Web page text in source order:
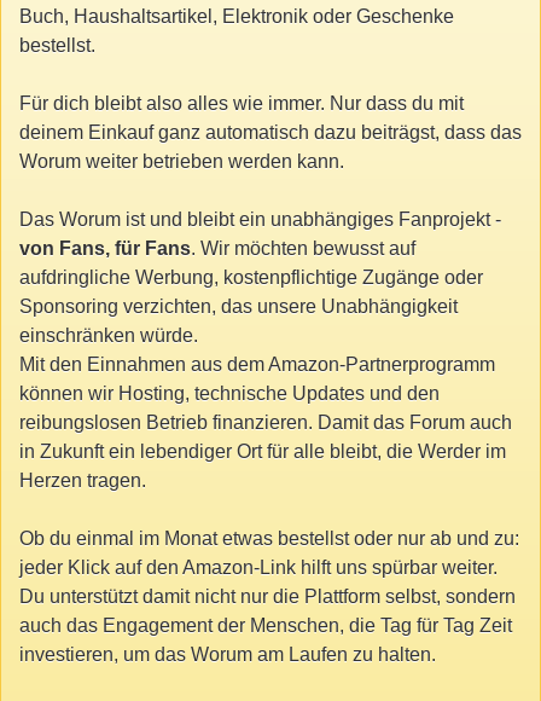
Buch, Haushaltsartikel, Elektronik oder Geschenke
bestellst.
Für dich bleibt also alles wie immer. Nur dass du mit
deinem Einkauf ganz automatisch dazu beiträgst, dass das
Worum weiter betrieben werden kann.
Das Worum ist und bleibt ein unabhängiges Fanprojekt -
von Fans, für Fans. Wir möchten bewusst auf
aufdringliche Werbung, kostenpflichtige Zugänge oder
Sponsoring verzichten, das unsere Unabhängigkeit
einschränken würde.
Mit den Einnahmen aus dem Amazon-Partnerprogramm
können wir Hosting, technische Updates und den
reibungslosen Betrieb finanzieren. Damit das Forum auch
in Zukunft ein lebendiger Ort für alle bleibt, die Werder im
Herzen tragen.
Ob du einmal im Monat etwas bestellst oder nur ab und zu:
jeder Klick auf den Amazon-Link hilft uns spürbar weiter.
Du unterstützt damit nicht nur die Plattform selbst, sondern
auch das Engagement der Menschen, die Tag für Tag Zeit
investieren, um das Worum am Laufen zu halten.